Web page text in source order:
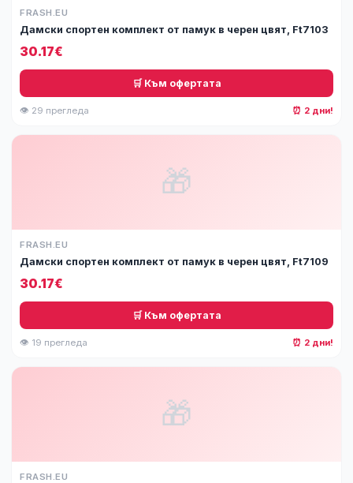
FRASH.EU
Дамски спортен комплект от памук в черен цвят, Ft7103
30.17€
🛒 Към офертата
👁 29 прегледа ⏰ 2 дни!
🎁
FRASH.EU
Дамски спортен комплект от памук в черен цвят, Ft7109
30.17€
🛒 Към офертата
👁 19 прегледа ⏰ 2 дни!
🎁
FRASH.EU